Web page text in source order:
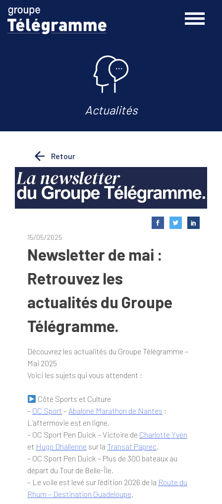
Actualités
Retour
15/05/2025
Newsletter de mai :
Retrouvez les
actualités du Groupe
Télégramme.
Découvrez les actualités du Groupe Télégramme –
Mai 2025
Voici les sujets qui vous attendent :
Côté Sports et Culture
– OC Sport – Abalone Marathon de Nantes :
L’aftermovie est en ligne.
– OC Sport Pen Duick – Victoire de Charlotte Yven
et Hugo Dhallenne sur la Transat Paprec.
– OC Sport Pen Duick – Plus de 300 bateaux au
départ du Tour de Belle-Île.
– Le voile est levé sur l’édition 2026 de la Route du
Rhum – Destination Guadeloupe.